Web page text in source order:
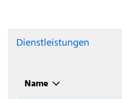
Dienstleistungen
Name